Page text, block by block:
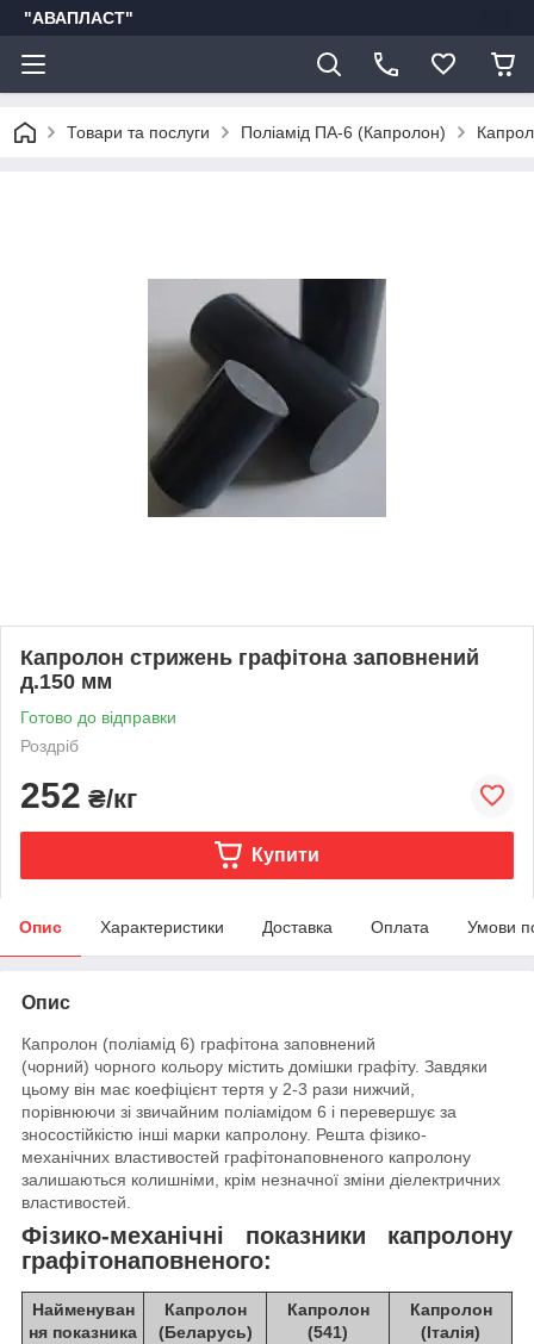
"АВАПЛАСТ"
Товари та послуги Поліамід ПА-6 (Капролон)
Капролон стрижень графітона заповнений
д.150 мм
Готово до відправки
Роздріб
252 ₴/кг
Купити
Опис Характеристики Доставка Оплата Умови
Опис
Капролон (поліамід 6) графітона заповнений
(чорний) чорного кольору містить домішки графіту. Завдяки
цьому він має коефіцієнт тертя у 2-3 рази нижчий,
порівнюючи зі звичайним поліамідом 6 і перевершує за
зносостійкістю інші марки капролону. Решта фізико-
механічних властивостей графітонаповненого капролону
залишаються колишніми, крім незначної зміни діелектричних
властивостей.
Фізико-механічні показники капролону
графітонаповненого:
Найменуван
ня показника
Капролон
(Беларусь)
Капролон
(541)
Капролон
(Італія)